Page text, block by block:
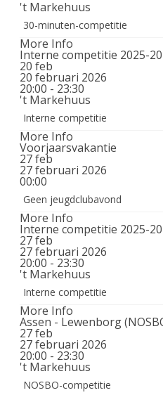
't Markehuus
30-minuten-competitie
More Info
Interne competitie 2025-
20 feb
20 februari 2026
20:00 - 23:30
't Markehuus
Interne competitie
More Info
Voorjaarsvakantie
27feb
27 februari 2026
00:00
Geen jeugdclubavond
More Info
Interne competitie 2025-
27feb
27 februari 2026
20:00 - 23:30
't Markehuus
Interne competitie
More Info
Assen - Lewenborg
27feb
27 februari 2026
20:00 - 23:30
't Markehuus
NOSBO-competitie